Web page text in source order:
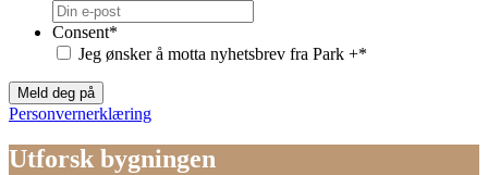
Consent*
Jeg ønsker å motta nyhetsbrev fra Park +*
Meld deg på
Personvernerklæring
Utforsk bygningen